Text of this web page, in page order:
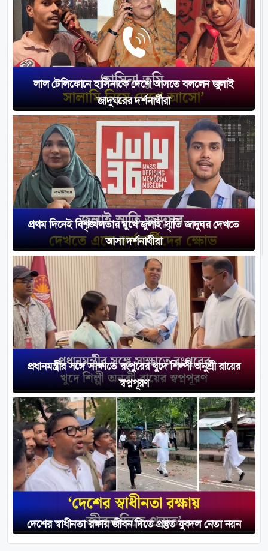
লাল টেলিফোনে হাসিনাকে দেশে আসতে বললেন জুলাই
জাদুঘরের দর্শনার্থীরা
প্রথম দিনেই বিশৃঙ্খলতার মুখে জুলাই স্মৃতি জাদুঘর দেখতে
আসা দর্শনার্থীরা
প্রধানমন্ত্রীর সঙ্গে সাক্ষাতে রংপুরের খুদে শিল্পী অনুশ্রী রায়ের
স্বপ্নপূরণ
দেশের স্বাধীনতা রক্ষায় জীবন দিতে প্রস্তুত যুবদল নেতা নয়ন